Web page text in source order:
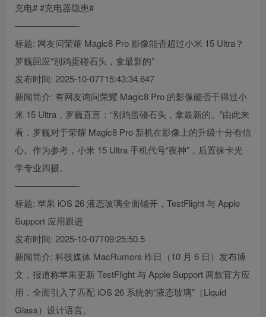
充电# #充电器隐患#
———————-
标题: 网友问荣耀 Magic8 Pro 影像能否超过小米 15 Ultra？
罗巍回应“别鸡蛋碰石头，拿最新的”
发布时间: 2025-10-07T15:43:34.647
新闻简介: 有网友询问荣耀 Magic8 Pro 的影像能否干得过小
米 15 Ultra，罗巍直言：“别鸡蛋碰石头，拿最新的。”由此来
看，罗巍对于荣耀 Magic8 Pro 新机在影像上的升级十分有信
心。作为参考，小米 15 Ultra 手机代号“夜神”，后置徕卡光
学专业四摄。
———————-
标题: 苹果 iOS 26 液态玻璃全面铺开，TestFlight 与 Apple
Support 应用跟进
发布时间: 2025-10-07T09:25:50.5
新闻简介: 科技媒体 MacRumors 昨日（10 月 6 日）发布博
文，报道称苹果更新 TestFlight 与 Apple Support 两款官方应
用，全面引入了匹配 iOS 26 系统的“液态玻璃”（Liquid
Glass）设计语言。